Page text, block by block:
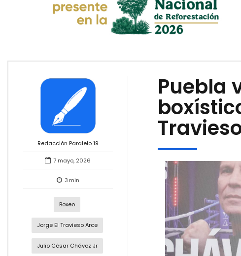
Redacción Paralelo 19
7 mayo, 2026
3 min
Boxeo
Jorge El Travieso Arce
Julio César Chávez Jr
Puebla